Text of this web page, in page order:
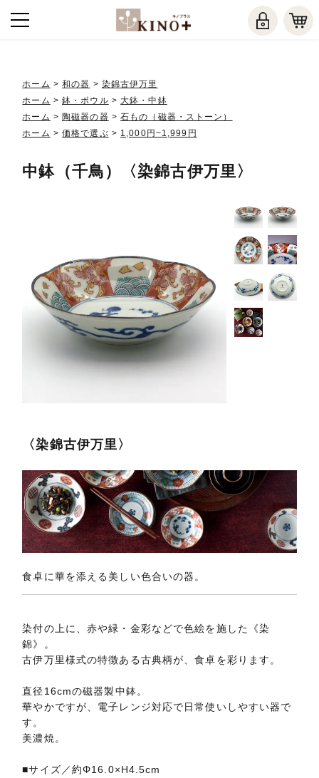
ホーム >和の器 > 染錦古伊万里
ホーム >鉢・ボウル > 大鉢・中鉢
ホーム > 陶磁器の器 >石もの（磁器・ストーン）
ホーム >価格で選ぶ > 1,000円~1,999円
中鉢（千鳥）〈染錦古伊万里〉
〈染錦古伊万里〉
食卓に華を添える美しい色合いの器。
染付の上に、赤や緑・金彩などで色絵を施した《染
錦》。
古伊万里様式の特徴ある古典柄が、食卓を彩ります。
直径16cmの磁器製中鉢。
華やかですが、電子レンジ対応で日常使いしやすい器で
す。
美濃焼。
■サイズ／約Φ16.0×H4.5cm